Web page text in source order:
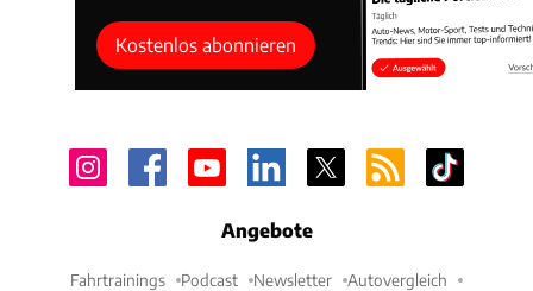
Kostenlos abonnieren
Angebote
Fahrtrainings Podcast Newsletter Autovergleich